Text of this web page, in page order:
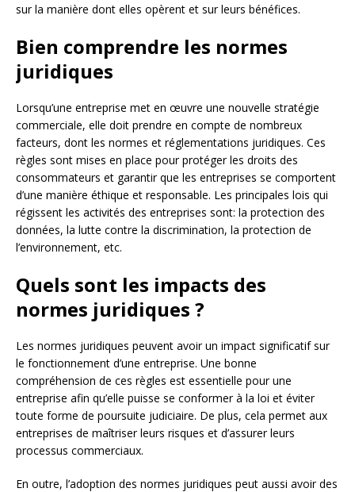
sur la manière dont elles opèrent et sur leurs bénéfices.
Bien comprendre les normes
juridiques
Lorsqu’une entreprise met en œuvre une nouvelle stratégie
commerciale, elle doit prendre en compte de nombreux
facteurs, dont les normes et réglementations juridiques. Ces
règles sont mises en place pour protéger les droits des
consommateurs et garantir que les entreprises se comportent
d’une manière éthique et responsable. Les principales lois qui
régissent les activités des entreprises sont: la protection des
données, la lutte contre la discrimination, la protection de
l’environnement, etc.
Quels sont les impacts des
normes juridiques ?
Les normes juridiques peuvent avoir un impact significatif sur
le fonctionnement d’une entreprise. Une bonne
compréhension de ces règles est essentielle pour une
entreprise afin qu’elle puisse se conformer à la loi et éviter
toute forme de poursuite judiciaire. De plus, cela permet aux
entreprises de maîtriser leurs risques et d’assurer leurs
processus commerciaux.
En outre, l’adoption des normes juridiques peut aussi avoir des